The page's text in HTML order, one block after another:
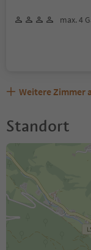
max. 4
Weitere Zimmer
Standort